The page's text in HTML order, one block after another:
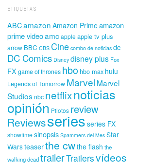
ETIQUETAS
ABCamazon Amazon Primeamazon
prime videoamcapple apple tv plus
arrow BBC CBS Cine combo de noticias dc
DC Comics Disney disney plus Fox
FX game of thrones hbo hbo max hulu
Legends of Tomorrow Marvel Marvel
Studios nbc netflixnoticias
opinión Pilotos review
Reviewsseries series FX
showtimesinopsis Spammers del Mes Star
Warsteaserthe cwthe flash the
walking deadtrailerTrailersvídeos